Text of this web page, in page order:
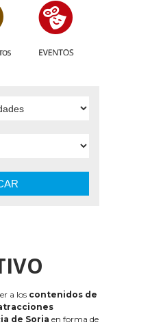
a los contenidos de
de Soria en forma de